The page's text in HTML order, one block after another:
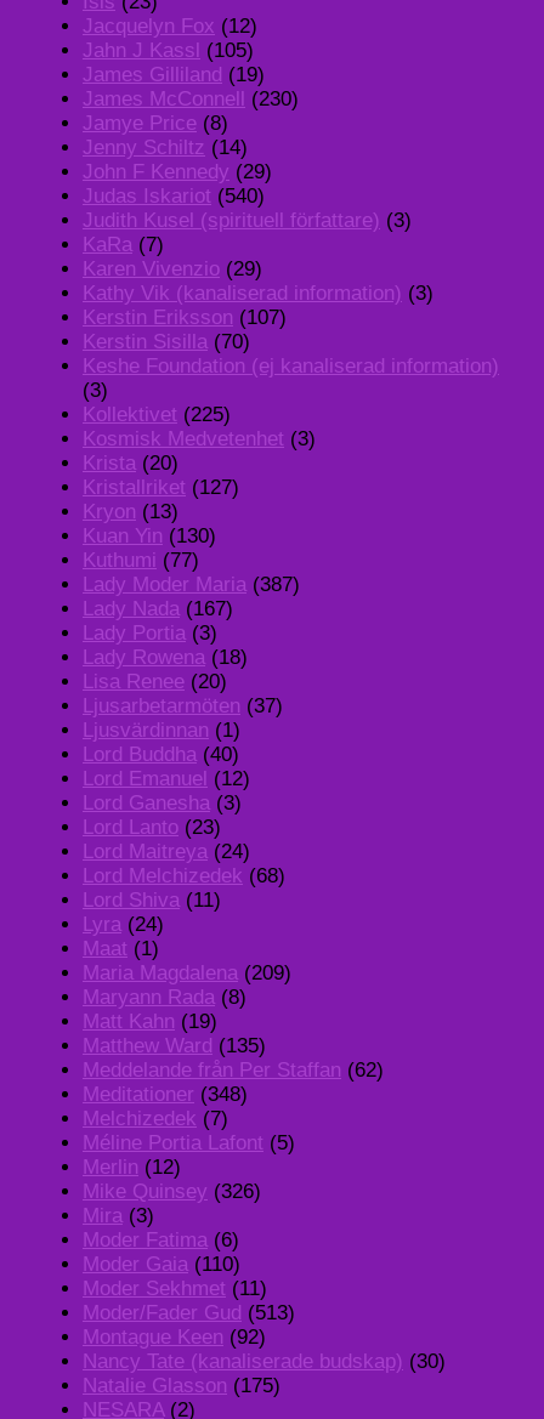
Jacquelyn Fox (12)
Jahn J Kassl (105)
James Gilliland (19)
James McConnell
(230)
Jamye Price (8)
Jenny Schiltz (14)
John F Kennedy (29)
Judas Iskariot (540)
Judith Kusel (spirituell författare) (3)
KaRa (7)
Karen Vivenzio (29)
Kathy Vik (kanaliserad information) (3)
Kerstin Eriksson (107)
Kerstin Sisilla (70)
Keshe Foundation (ej kanaliserad information)
(3)
Kollektivet (225)
Kosmisk Medvetenhet (3)
Krista (20)
Kristallriket (127)
Kryon (13)
Kuan Yin (130)
Kuthumi (77)
Lady Moder Maria (387)
Lady Nada (167)
Lady Portia (3)
Lady Rowena (18)
Lisa Renee (20)
Ljusarbetarmöten (37)
Ljusvärdinnan (1)
Lord Buddha (40)
Lord Emanuel (12)
Lord Ganesha (3)
Lord Lanto (23)
Lord Maitreya (24)
Lord Melchizedek (68)
Lord Shiva (11)
Lyra (24)
Maat (1)
Maria Magdalena (209)
Maryann Rada (8)
Matt Kahn (19)
Matthew Ward (135)
Meddelande från Per Staffan (62)
Meditationer (348)
Melchizedek (7)
Méline Portia Lafont (5)
Merlin (12)
Mike Quinsey (326)
Mira (3)
Moder Fatima (6)
Moder Gaia (110)
Moder Sekhmet (11)
Moder/Fader Gud (513)
Montague Keen (92)
Nancy Tate (kanaliserade budskap) (30)
Natalie Glasson (175)
NESARA(2)